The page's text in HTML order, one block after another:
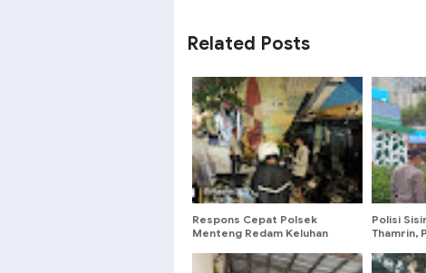
Related Posts
Respons Cepat Polsek
Menteng Redam Keluhan
Tengah Malam
Polisi
Thamrin,